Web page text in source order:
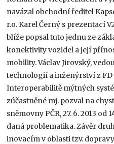
navázal obchodní ředitel
r.o. Karel Černý s prezentací
blíže popsal tuto jednu ze
konektivity vozidel a její
mobility. Václav Jirovský,
technologií a inženýrství z FD
Interoperabilitě mýtných
zúčastněné mj. pozval na
sněmovny PČR, 27. 6. 2013 od
daná problematika. Závěr
inovacím v oblasti tzv.